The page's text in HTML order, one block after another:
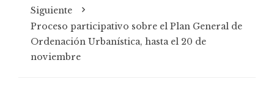
Siguiente
Proceso participativo sobre el Plan General de
Ordenación Urbanística, hasta el 20 de
noviembre